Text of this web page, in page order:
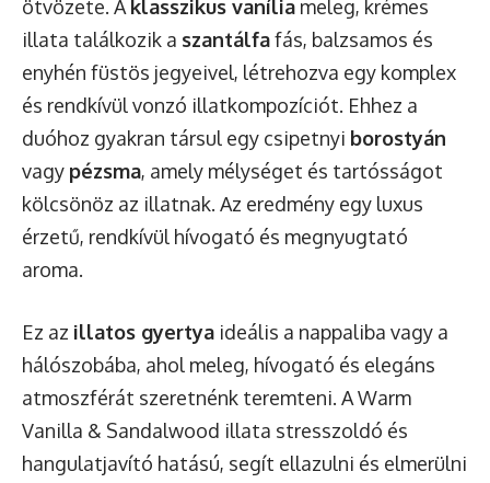
ötvözete. A klasszikus vanília meleg, krémes
illata találkozik a szantálfafás, balzsamos és
enyhén füstös jegyeivel, létrehozva egy komplex
és rendkívül vonzó illatkompozíciót. Ehhez a
duóhoz gyakran társul egy csipetnyi borostyán
vagy pézsma, amely mélységet és tartósságot
kölcsönöz az illatnak. Az eredmény egy luxus
érzetű, rendkívül hívogató és megnyugtató
aroma.
Ez az illatos gyertya ideális a nappaliba vagy a
hálószobába, ahol meleg, hívogató és elegáns
atmoszférát szeretnénk teremteni. A Warm
Vanilla & Sandalwood illata stresszoldó és
hangulatjavító hatású, segít ellazulni és elmerülni